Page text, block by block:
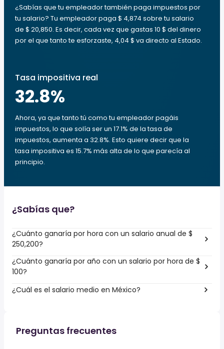
¿Sabías que tu empleador también paga impuestos por
tu salario? Tu empleador paga $ 4,874 sobre tu salario
de $ 20,850. Es decir, cada vez que gastas 10 $ del dinero
por el que tanto te esforzaste, 4,04 $ va directo al Estado.
Tasa impositiva real
32.8%
Ahora, ya que tanto tú como tu empleador pagáis
impuestos, lo que solía ser un 17.1% de la tasa de
impuestos, aumenta a 32.8%. Esto quiere decir que la
tasa impositiva es 15.7% más alta de lo que parecía al
principio.
¿Sabías que?
¿Cuánto ganaría por hora con un salario anual de $
250,200?
¿Cuánto ganaría por año con un salario por hora de $
100?
¿Cuál es el salario medio en México?
Preguntas frecuentes